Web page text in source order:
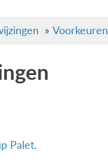
» Voorkeuren
Palet.